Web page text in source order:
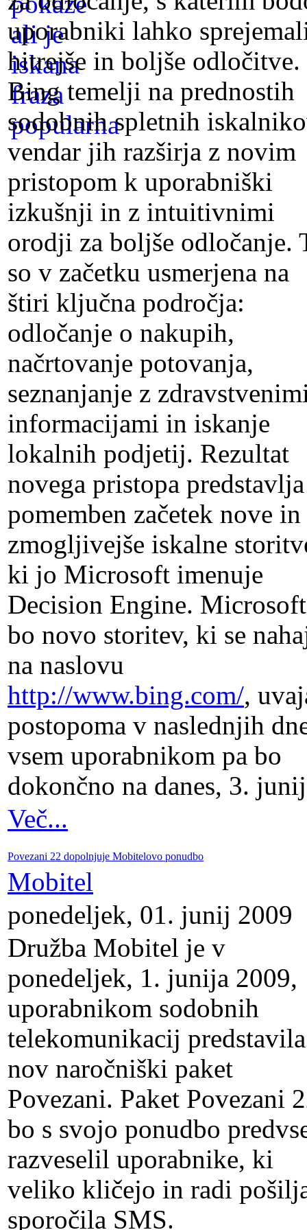
uporabniki lahko
hitrejše in boljše odločitve.
Bing temelji na prednostih
sodobnih spletnih
vendar jih razširja z novim
pristopom k uporabniški
izkušnji in z intuitivnimi
orodji za boljše odločanje.
so v začetku usmerjena na
štiri ključna področja:
odločanje o nakupih,
načrtovanje potovanja,
seznanjanje z
informacijami in iskanje
lokalnih podjetij. Rezultat
novega pristopa predstavlja
pomemben začetek nove in
zmogljivejše iskalne
ki jo Microsoft imenuje
Decision Engine. Microsoft
bo novo storitev, ki se
na naslovu
http://www.bing.com/,
postopoma v naslednjih
vsem uporabnikom pa bo
dokončno na danes, 3.
Več...
Povezani 22 dopolnjuje Mobitelovo ponudbo
Mobitel
ponedeljek, 01. junij 2009
Družba Mobitel je v
ponedeljek, 1. junija 2009,
uporabnikom sodobnih
telekomunikacij predstavila
nov naročniški paket
Povezani. Paket Povezani
bo s svojo ponudbo
razveselil uporabnike, ki
veliko kličejo in radi
sporočila SMS.